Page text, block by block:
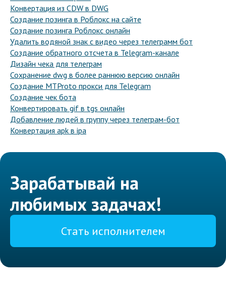
Конвертация из CDW в DWG
Создание позинга в Роблокс на сайте
Создание позинга Роблокс онлайн
Удалить водяной знак с видео через телеграмм бот
Создание обратного отсчета в Telegram-канале
Дизайн чека для телеграм
Сохранение dwg в более раннюю версию онлайн
Создание MTProto прокси для Telegram
Создание чек бота
Конвертировать gif в tgs онлайн
Добавление людей в группу через телеграм-бот
Конвертация apk в ipa
Зарабатывай на
любимых задачах!
Стать исполнителем